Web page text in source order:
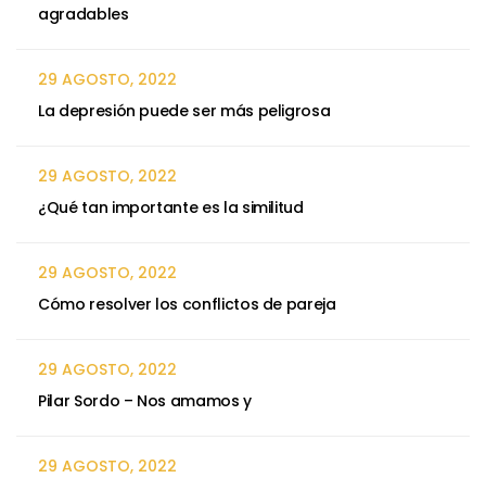
agradables
29 AGOSTO, 2022
La depresión puede ser más peligrosa
29 AGOSTO, 2022
¿Qué tan importante es la similitud
29 AGOSTO, 2022
Cómo resolver los conflictos de pareja
29 AGOSTO, 2022
Pilar Sordo – Nos amamos y
29 AGOSTO, 2022